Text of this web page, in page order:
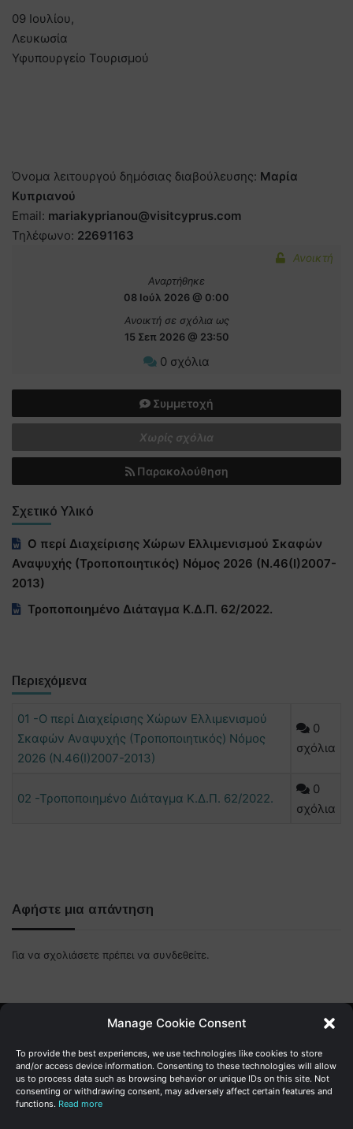
Manage Cookie Consent
To provide the best experiences, we use technologies like cookies to store
and/or access device information. Consenting to these technologies will allow
us to process data such as browsing behavior or unique IDs on this site. Not
consenting or withdrawing consent, may adversely affect certain features and
functions. Read more
09 Ιουλίου,
Λευκωσία
Υφυπουργείο Τουρισμού
Όνομα λειτουργού δημόσιας διαβούλευσης: Μαρία
Κυπριανού
Email: mariakyprianou@visitcyprus.com
Τηλέφωνο: 22691163
Ανοικτή
Αναρτήθηκε
08 Ιούλ 2026 @ 0:00
Ανοικτή σε σχόλια ως
15 Σεπ 2026 @ 23:50
0 σχόλια
Συμμετοχή
Χωρίς σχόλια
Παρακολούθηση
Σχετικό Υλικό
O περί Διαχείρισης Χώρων Ελλιμενισμού Σκαφών
Αναψυχής (Τροποποιητικός) Νόμος 2026 (Ν.46(Ι)2007-
2013)
Τροποποιημένο Διάταγμα Κ.Δ.Π. 62/2022.
Περιεχόμενα
01 -O περί Διαχείρισης Χώρων Ελλιμενισμού
Σκαφών Αναψυχής (Τροποποιητικός) Νόμος
2026 (Ν.46(Ι)2007-2013)
0
σχόλια
02 -Τροποποιημένο Διάταγμα Κ.Δ.Π. 62/2022.
0
σχόλια
Αφήστε μια απάντηση
Για να σχολιάσετε πρέπει να συνδεθείτε.
Γενική Διεύθυνση Ανάπτυξης
Υπουργείο Οικονομικών | Κυπριακή Δημοκρατία
Ιστ: